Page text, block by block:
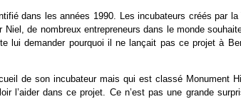
dans les années 1990. Les incubateurs créés par
de nombreux entrepreneurs dans le monde
lui demander pourquoi il ne lançait pas ce projet à
de son incubateur mais qui est classé Monument
l’aider dans ce projet. Ce n’est pas une grande